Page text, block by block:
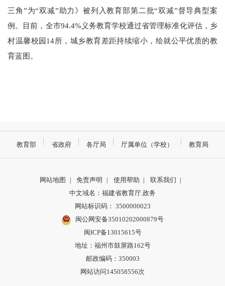
三角”为“双减”助力》被列入教育部第二批“双减”督导典型案
例。目前，全市94.4%义务教育学校通过省管理标准化评估，乡
村温馨校园14所，城乡教育差距持续缩小，绘就公平优质的教
育蓝图。
教育部 省政府 各厅局 厅属单位（学校） 教育局
网站地图 | 免责声明 | 使用帮助 | 联系我们 |
中文域名：福建省教育厅.政务
网站标识码： 3500000023
闽公网安备35010202000879号
闽ICP备13015615号
地址：福州市鼓屏路162号
邮政编码：350003
网站访问145058556次